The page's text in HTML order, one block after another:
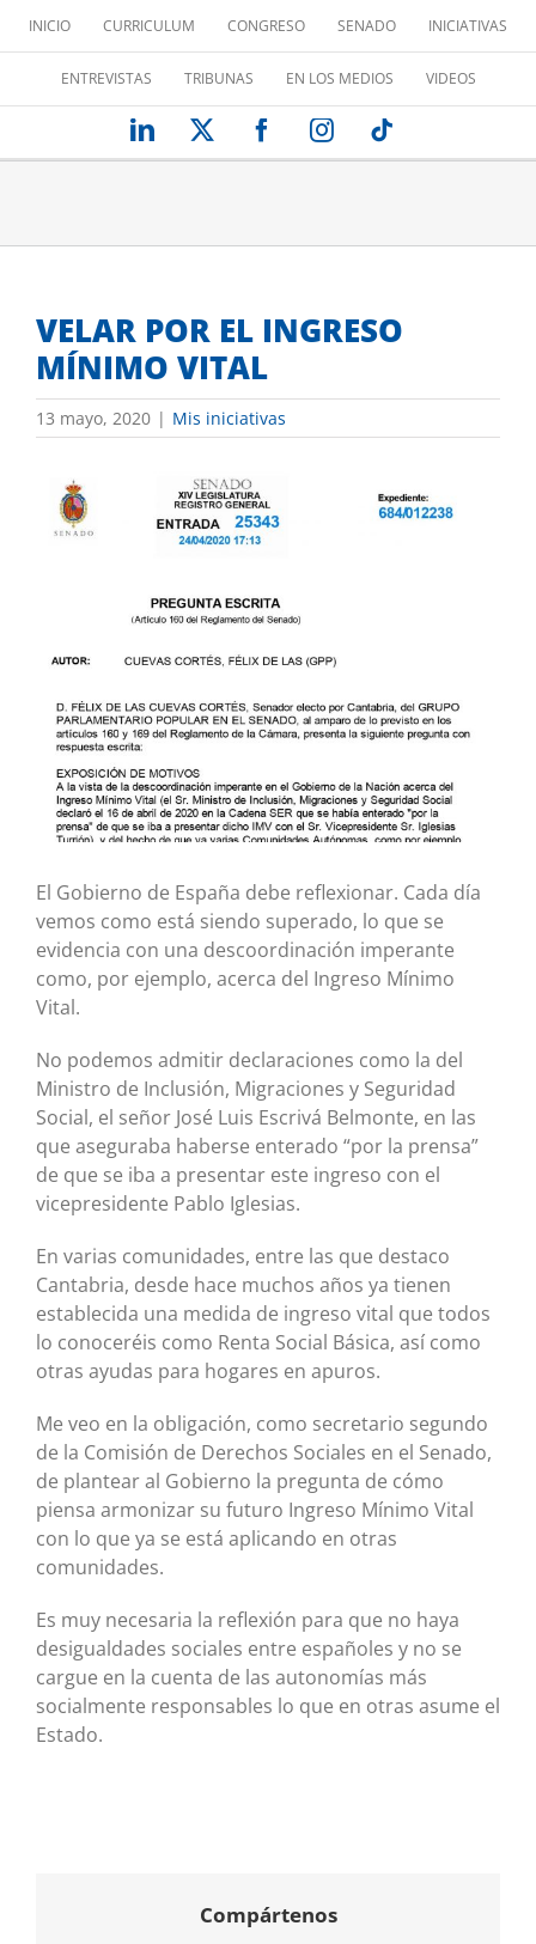
contenido
INICIO CURRICULUM CONGRESO SENADO INICIATIVAS
ENTREVISTAS TRIBUNAS EN LOS MEDIOS VIDEOS
LinkedIn FacebookInstagram
VELAR POR EL INGRESO
MÍNIMO VITAL
13 mayo, 2020 | Mis iniciativas
Ver
imagen
más
El Gobierno de España debe reflexionar. Cada día
vemos como está siendo superado, lo que se
evidencia con una descoordinación imperante
como, por ejemplo, acerca del Ingreso Mínimo
Vital.
No podemos admitir declaraciones como la del
Ministro de Inclusión, Migraciones y Seguridad
Social, el señor José Luis Escrivá Belmonte, en las
que aseguraba haberse enterado “por la prensa”
de que se iba a presentar este ingreso con el
vicepresidente Pablo Iglesias.
En varias comunidades, entre las que destaco
Cantabria, desde hace muchos años ya tienen
establecida una medida de ingreso vital que todos
lo conoceréis como Renta Social Básica, así como
otras ayudas para hogares en apuros.
Me veo en la obligación, como secretario segundo
de la Comisión de Derechos Sociales en el Senado,
de plantear al Gobierno la pregunta de cómo
piensa armonizar su futuro Ingreso Mínimo Vital
con lo que ya se está aplicando en otras
comunidades.
Es muy necesaria la reflexión para que no haya
desigualdades sociales entre españoles y no se
cargue en la cuenta de las autonomías más
socialmente responsables lo que en otras asume el
Estado.
Compártenos